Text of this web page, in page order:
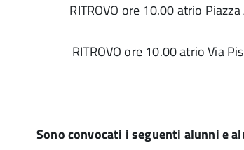
RITROVO ore 10.00 atrio
RITROVO ore 10.00 atrio Via
Sono convocati i seguenti alunni e